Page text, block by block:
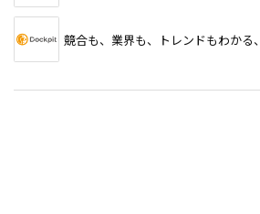
競合も、業界も、トレンドもわかる